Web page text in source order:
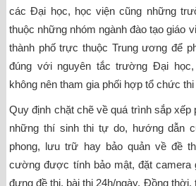
các Đại học, học viện cũng những
thuộc những nhóm ngành đào tạo giáo
thành phố trực thuộc Trung ương để
đúng với nguyên tắc trường Đại
không nên tham gia phối hợp tổ chức
Quy định chặt chẽ về quá trình sắp xếp
những thí sinh thi tự do, hướng dẫn
phong, lưu trữ hay bảo quản về đề
cường được tính bảo mật, đặt camera
đựng đề thi, bài thi 24h/ngày. Đồng